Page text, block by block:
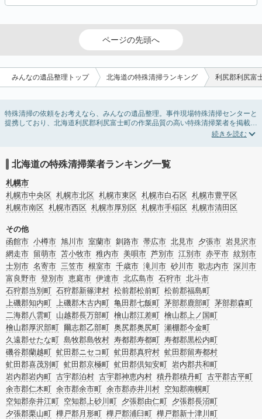
ページの先頭へ
みんなの遺品整理トップ 北海道の特殊清掃ランキング 利尻郡利尻富
特殊清掃の依頼をお考えなら、みんなの遺品整理。事件現場特殊清掃センターと
提携しており、北海道利尻郡利尻富士町の作業品質の高い特殊清掃業者を掲載し
ています。孤独死・孤立死に伴う不用品の処分・回収・引き取りから、事件・事
れない場合はリフォームによる原状回復・オゾン脱臭機による腐敗臭などの臭い
の脱臭・消臭サービスなど絞り込み条件を利用し検索してみましょう。
また故人のご遺族だけでなく不動産管理会社様やオーナー様(賃貸家主様)、行政
のご担当者様でも相談できます。
北海道の特殊清掃業者ランキング一覧
札幌市
札幌市中央区 札幌市北区 札幌市東区 札幌市白石区 札幌市豊平区
札幌市南区 札幌市西区 札幌市厚別区 札幌市手稲区 札幌市清田区
その他
函館市 小樽市 旭川市 室蘭市 釧路市 帯広市 北見市 夕張市 岩見沢市
網走市 留萌市 苫小牧市 稚内市 美唄市 芦別市 江別市 赤平市 紋別市
士別市 名寄市 三笠市 根室市 千歳市 滝川市 砂川市 歌志内市 深川市
富良野市 登別市 恵庭市 伊達市 北広島市 石狩市 北斗市
石狩郡当別町 石狩郡新篠津村 松前郡松前町 松前郡福島町
上磯郡知内町 上磯郡木古内町 亀田郡七飯町 茅部郡鹿部町 茅部郡森町
二海郡八雲町 山越郡長万部町 檜山郡江差町 檜山郡上ノ国町
檜山郡厚沢部町 爾志郡乙部町 奥尻郡奥尻町 瀬棚郡今金町
久遠郡せたな町 島牧郡島牧村 寿都郡寿都町 寿都郡黒松内町
磯谷郡蘭越町 虻田郡ニセコ町 虻田郡真狩村 虻田郡留寿都村
虻田郡喜茂別町 虻田郡京極町 虻田郡倶知安町 岩内郡共和町
岩内郡岩内町 古宇郡泊村 古宇郡神恵内村 積丹郡積丹町 古平郡古平町
余市郡仁木町 余市郡余市町 余市郡赤井川村 空知郡南幌町
空知郡奈井江町 空知郡上砂川町 夕張郡由仁町 夕張郡長沼町
夕張郡栗山町 樺戸郡月形町 樺戸郡浦臼町 樺戸郡新十津川町